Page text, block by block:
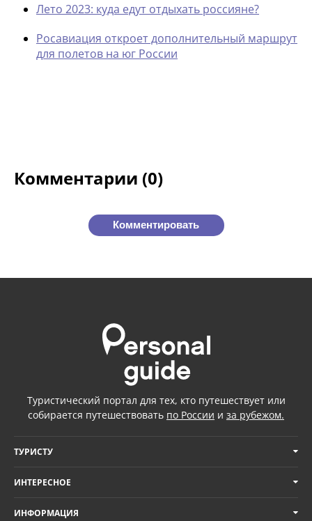
Лето 2023: куда едут отдыхать россияне?
Росавиация откроет дополнительный маршрут
для полетов на юг России
Комментарии (0)
Комментировать
Туристический портал для тех, кто путешествует или
собирается путешествовать по России и за рубежом.
ТУРИСТУ
ИНТЕРЕСНОЕ
ИНФОРМАЦИЯ